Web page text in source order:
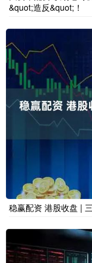
&quot;造反&quot;！
稳赢配资 港股收盘 |